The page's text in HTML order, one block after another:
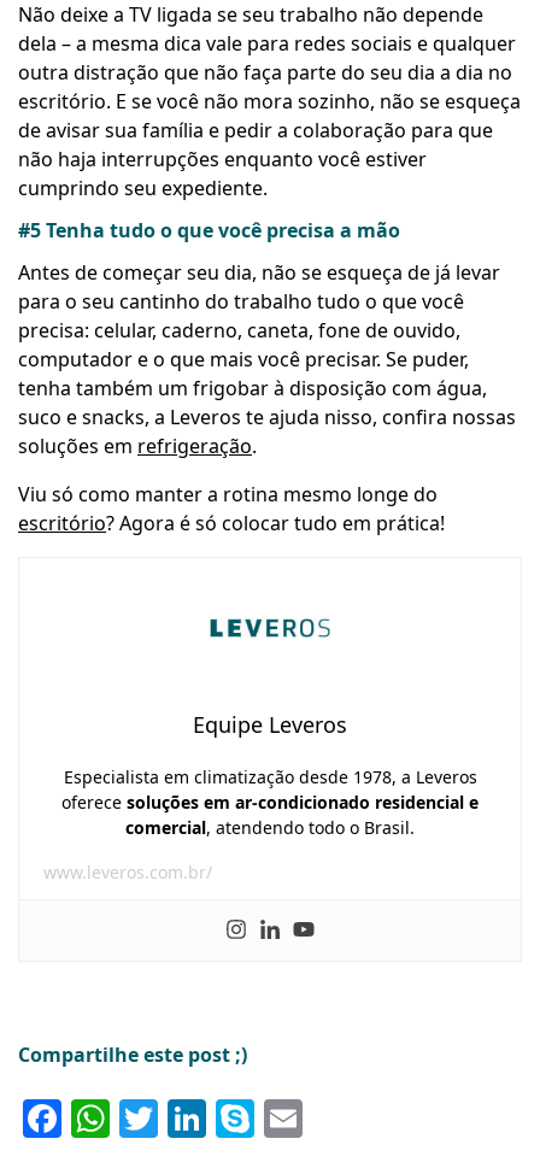
Não deixe a TV ligada se seu trabalho não depende
dela – a mesma dica vale para redes sociais e qualquer
outra distração que não faça parte do seu dia a dia no
escritório. E se você não mora sozinho, não se esqueça
de avisar sua família e pedir a colaboração para que
não haja interrupções enquanto você estiver
cumprindo seu expediente.
#5 Tenha tudo o que você precisa a mão
Antes de começar seu dia, não se esqueça de já levar
para o seu cantinho do trabalho tudo o que você
precisa: celular, caderno, caneta, fone de ouvido,
computador e o que mais você precisar. Se puder,
tenha também um frigobar à disposição com água,
suco e snacks, a Leveros te ajuda nisso, confira nossas
soluções em refrigeração.
Viu só como manter a rotina mesmo longe do
escritório? Agora é só colocar tudo em prática!
Equipe Leveros
Especialista em climatização desde 1978, a Leveros
oferece soluções em ar-condicionado residencial e
comercial, atendendo todo o Brasil.
www.leveros.com.br/
Compartilhe este post ;)
Facebook
WhatsApp
Twitter
LinkedIn
Skype